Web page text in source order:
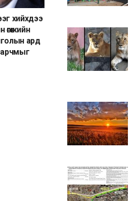
хийхдээ
ард